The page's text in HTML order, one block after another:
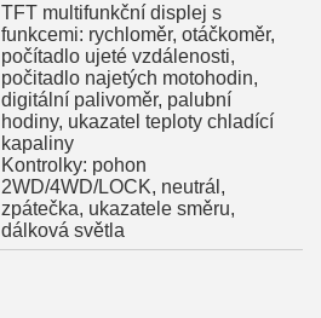
TFT multifunkční displej s
funkcemi: rychloměr, otáčkoměr,
počítadlo ujeté vzdálenosti,
počitadlo najetých motohodin,
digitální palivoměr, palubní
hodiny, ukazatel teploty chladící
kapaliny
Kontrolky: pohon
2WD/4WD/LOCK, neutrál,
zpátečka, ukazatele směru,
dálková světla